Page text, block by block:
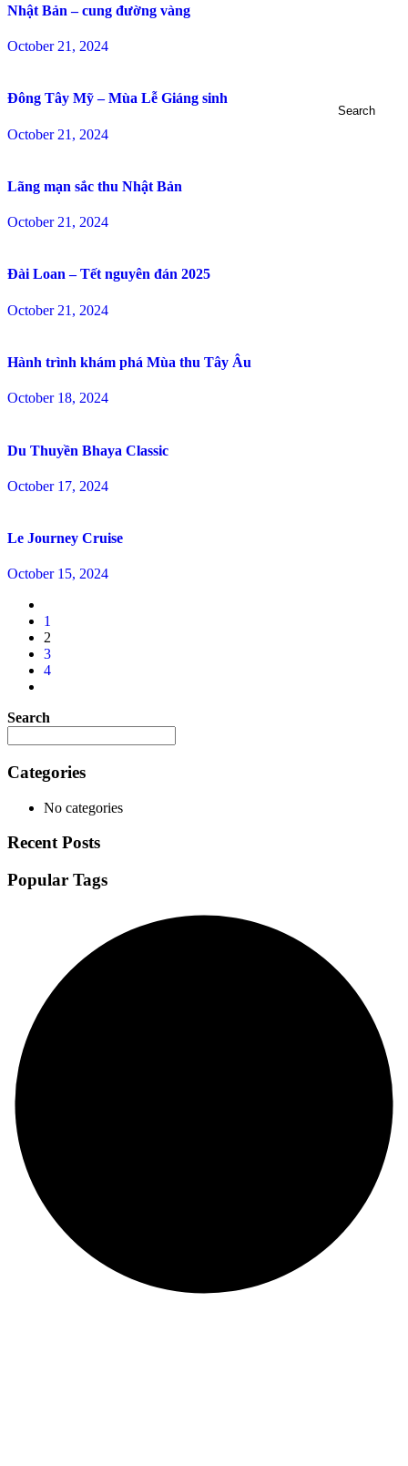
Nhật Bản – cung đường vàng
October 21, 2024
Đông Tây Mỹ – Mùa Lễ Giáng sinh
October 21, 2024
Lãng mạn sắc thu Nhật Bản
October 21, 2024
Đài Loan – Tết nguyên đán 2025
October 21, 2024
Hành trình khám phá Mùa thu Tây Âu
October 18, 2024
Du Thuyền Bhaya Classic
October 17, 2024
Le Journey Cruise
October 15, 2024
1
2
3
4
Search
Search
Categories
No categories
Recent Posts
Popular Tags